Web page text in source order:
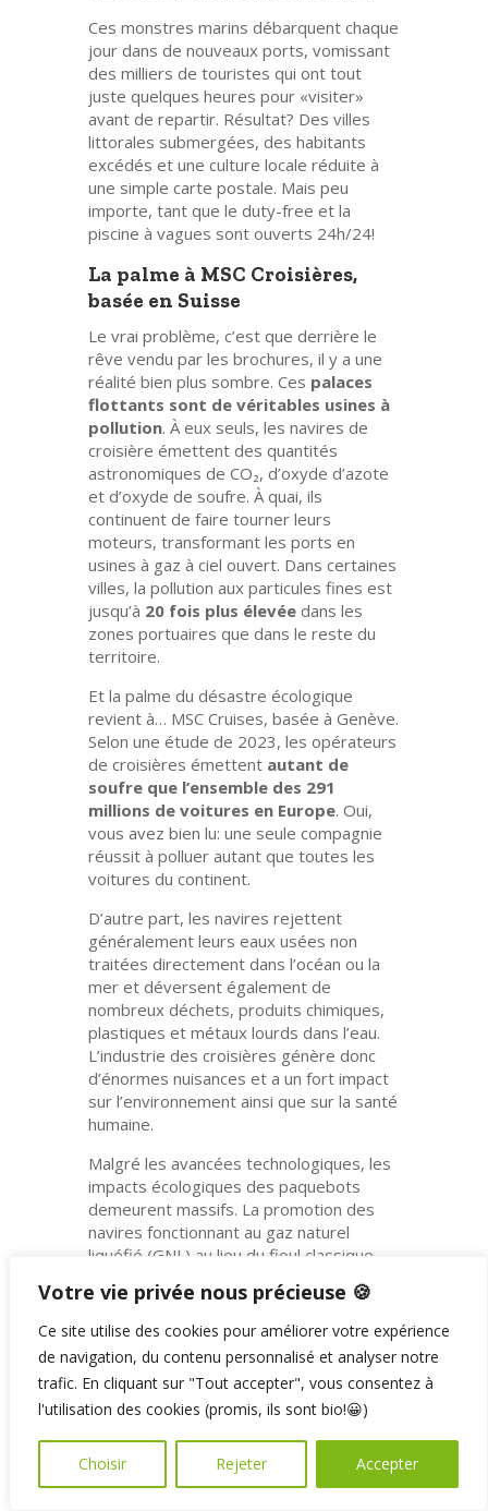
Votre vie privée nous précieuse 🍪
Ce site utilise des cookies pour améliorer votre expérience
de navigation, du contenu personnalisé et analyser notre
trafic. En cliquant sur "Tout accepter", vous consentez à
l'utilisation des cookies (promis, ils sont bio!😀)
Choisir Rejeter Accepter
Ces monstres marins débarquent chaque
jour dans de nouveaux ports, vomissant
des milliers de touristes qui ont tout
juste quelques heures pour «visiter»
avant de repartir. Résultat? Des villes
littorales submergées, des habitants
excédés et une culture locale réduite à
une simple carte postale. Mais peu
importe, tant que le duty-free et la
piscine à vagues sont ouverts 24h/24!
La palme à MSC Croisières,
basée en Suisse
Le vrai problème, c’est que derrière le
rêve vendu par les brochures, il y a une
réalité bien plus sombre. Ces palaces
flottants sont de véritables usines à
pollution. À eux seuls, les navires de
croisière émettent des quantités
astronomiques de CO₂, d’oxyde d’azote
et d’oxyde de soufre. À quai, ils
continuent de faire tourner leurs
moteurs, transformant les ports en
usines à gaz à ciel ouvert. Dans certaines
villes, la pollution aux particules fines est
jusqu’à 20 fois plus élevéedans les
zones portuaires que dans le reste du
territoire.
Et la palme du désastre écologique
revient à… MSC Cruises, basée à Genève.
Selon une étude de 2023, les opérateurs
de croisières émettent autant de
soufre que l’ensemble des 291
millions de voitures en Europe. Oui,
vous avez bien lu: une seule compagnie
réussit à polluer autant que toutes les
voitures du continent.
D’autre part, les navires rejettent
généralement leurs eaux usées non
traitées directement dans l’océan ou la
mer et déversent également de
nombreux déchets, produits chimiques,
plastiques et métaux lourds dans l’eau.
L’industrie des croisières génère donc
d’énormes nuisances et a un fort impact
sur l’environnement ainsi que sur la santé
humaine.
Malgré les avancées technologiques, les
impacts écologiques des paquebots
demeurent massifs. La promotion des
navires fonctionnant au gaz naturel
liquéfié (GNL) au lieu du fioul classique
limitée. Un paquebot propulsé au GNL a
en réalité un impact climatique aussi
important, voire pire, qu’un navire
propulsé au diesel, en raison des fuites
massives de méthane tout au long de la
chaîne d’approvisionnement et lors de
son utilisation.
De plus, les bateaux de croisière sont